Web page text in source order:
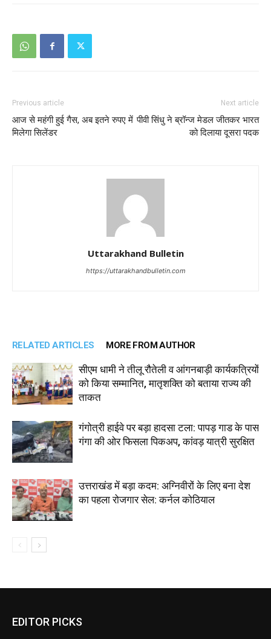
Previous article
आज से महंगी हुई गैस, अब इतने रुपए में
मिलेगा सिलेंडर
Next article
पीवी सिंधु ने ब्रॉन्ज मेडल जीतकर भारत
को दिलाया दूसरा पदक
Uttarakhand Bulletin
https://uttarakhandbulletin.com
RELATED ARTICLES MORE FROM AUTHOR
सीएम धामी ने तीलू रौतेली व आंगनबाड़ी कार्यकत्रियों
को किया सम्मानित, मातृशक्ति को बताया राज्य की
ताकत
गंगोत्री हाईवे पर बड़ा हादसा टला: पापड़ गाड के पास
गंगा की ओर फिसला पिकअप, कांवड़ यात्री सुरक्षित
उत्तराखंड में बड़ा कदम: अग्निवीरों के लिए बना देश
का पहला रोजगार सेल: कर्नल कोठियाल
EDITOR PICKS